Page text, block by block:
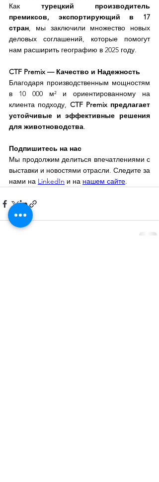
Как турецкий производитель
премиксов, экспортирующий в 17
стран, мы заключили множество новых
деловых соглашений, которые помогут
нам расширить географию в 2025 году.
CTF Premix — Качество и Надежность
Благодаря производственным мощностям
в 10 000 м² и ориентированному на
клиента подходу, CTF Premix предлагает
устойчивые и эффективные решения
для животноводства.
Подпишитесь на нас
Мы продолжим делиться впечатлениями с
выставки и новостями отрасли. Следите за
нами на LinkedIn и на нашем сайте.